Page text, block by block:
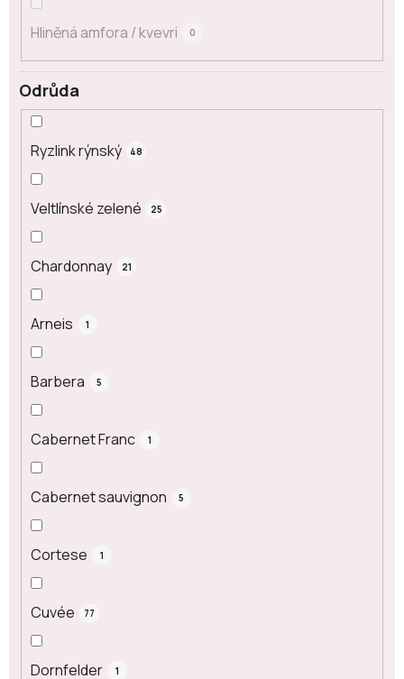
Odrůda
Ryzlink rýnský 48
Veltlínské zelené 25
Chardonnay 21
Arneis 1
Barbera 5
Cabernet Franc 1
Cabernet sauvignon 5
Cortese 1
Cuvée 77
Dornfelder 1
Hliněná amfora / kvevri 0